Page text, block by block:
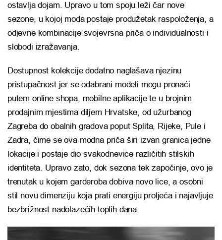
ostavlja dojam. Upravo u tom spoju leži čar nove
sezone, u kojoj moda postaje produžetak raspoloženja, a
odjevne kombinacije svojevrsna priča o individualnosti i
slobodi izražavanja.
Dostupnost kolekcije dodatno naglašava njezinu
pristupačnost jer se odabrani modeli mogu pronaći
putem online shopa, mobilne aplikacije te u brojnim
prodajnim mjestima diljem Hrvatske, od užurbanog
Zagreba do obalnih gradova poput Splita, Rijeke, Pule i
Zadra, čime se ova modna priča širi izvan granica jedne
lokacije i postaje dio svakodnevice različitih stilskih
identiteta. Upravo zato, dok sezona tek započinje, ovo je
trenutak u kojem garderoba dobiva novo lice, a osobni
stil novu dimenziju koja prati energiju proljeća i najavljuje
bezbrižnost nadolazećih toplih dana.